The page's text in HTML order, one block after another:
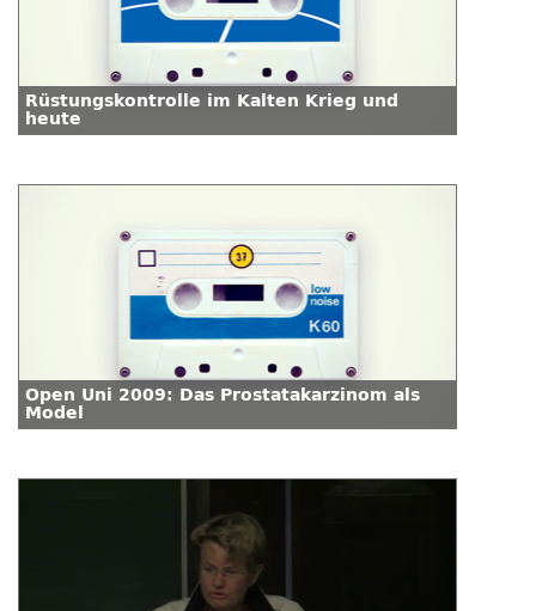
Rüstungskontrolle im Kalten Krieg und
heute
Open Uni 2009: Das Prostatakarzinom als
Model